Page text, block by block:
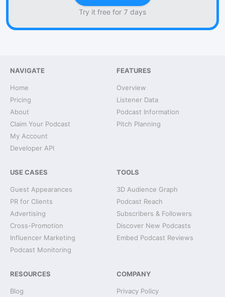
Try it free for 7 days
NAVIGATE
Home
Pricing
About
Claim Your Podcast
My Account
Developer API
FEATURES
Overview
Listener Data
Podcast Information
Pitch Planning
USE CASES
Guest Appearances
PR for Clients
Advertising
Cross-Promotion
Influencer Marketing
Podcast Monitoring
TOOLS
3D Audience Graph
Podcast Reach
Subscribers & Followers
Discover New Podcasts
Embed Podcast Reviews
RESOURCES
Blog
COMPANY
Privacy Policy